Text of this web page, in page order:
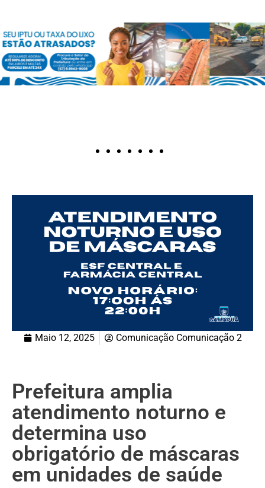
Maio 12, 2025 Comunicação Comunicação 2
Prefeitura amplia
atendimento noturno e
determina uso
obrigatório de máscaras
em unidades de saúde